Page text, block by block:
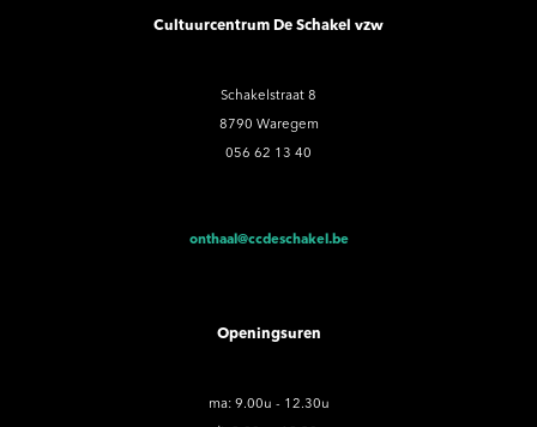
Cultuurcentrum De Schakel vzw
Schakelstraat 8
8790 Waregem
056 62 13 40
onthaal@ccdeschakel.be
Openingsuren
ma: 9.00u - 12.30u